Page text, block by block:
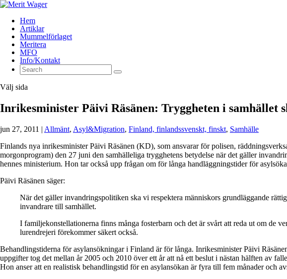
Hem
Artiklar
Mummelförlaget
Meritera
MFO
Info/Kontakt
Välj sida
Inrikesminister Päivi Räsänen: Tryggheten i samhället
jun 27, 2011 | Allmänt, Asyl&Migration, Finland, finlandssvenskt, finskt, Samhälle
Finlands nya inrikesminister Päivi Räsänen (KD), som ansvarar för polisen,
morgonprogram) den 27 juni den samhälleliga trygghetens betydelse när det gäller
hennes ministerium. Hon tar också upp frågan om för långa handläggningstider för
Päivi Räsänen säger:
När det gäller invandringspolitiken ska vi respektera människors grundläggande
invandrare till samhället.
I familjekonstellationerna finns många fosterbarn och det är svårt att reda ut om de
lurendrejeri förekommer säkert också.
Behandlingstiderna för asylansökningar i Finland är för långa. Inrikesminister Päivi
uppgifter tog det mellan år 2005 och 2010 över ett år att nå ett beslut i nästan hälften av
Hon anser att en realistisk behandlingstid för en asylansökan är fyra till fem månader och